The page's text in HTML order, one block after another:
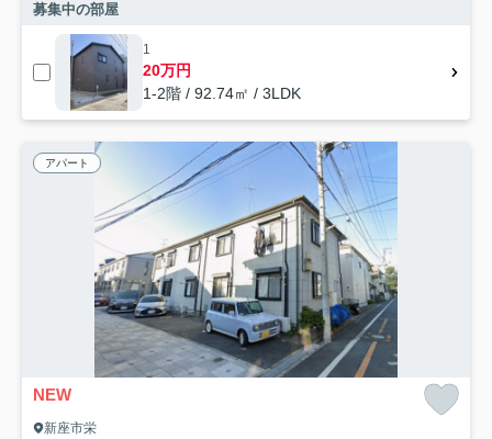
募集中の部屋
1
20万円
1-2階 / 92.74㎡ / 3LDK
アパート
NEW
新座市栄